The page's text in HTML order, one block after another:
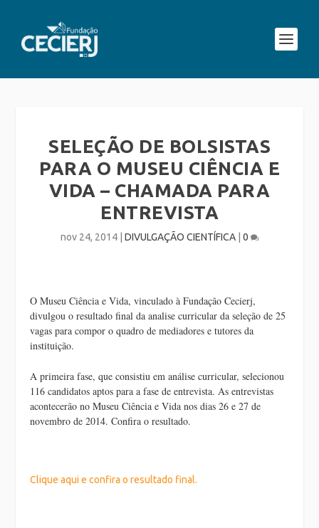
SELEÇÃO DE BOLSISTAS
PARA O MUSEU CIÊNCIA E
VIDA – CHAMADA PARA
ENTREVISTA
nov 24, 2014| DIVULGAÇÃO CIENTÍFICA| 0
O Museu Ciência e Vida, vinculado à Fundação Cecierj,
divulgou o resultado final da analise curricular da seleção de 25
vagas para compor o quadro de mediadores e tutores da
instituição.
A primeira fase, que consistiu em análise curricular, selecionou
116 candidatos aptos para a fase de entrevista. As entrevistas
acontecerão no Museu Ciência e Vida nos dias 26 e 27 de
novembro de 2014. Confira o resultado.
Clique aqui e confira o resultado final.